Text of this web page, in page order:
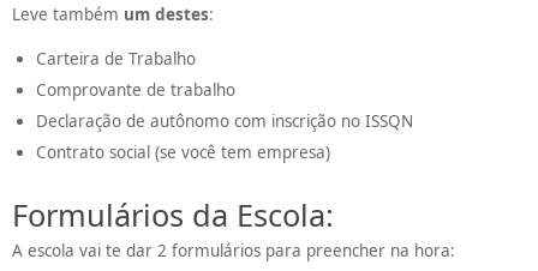
Leve também um destes:
Carteira de Trabalho
Comprovante de trabalho
Declaração de autônomo com inscrição no ISSQN
Contrato social (se você tem empresa)
Formulários da Escola:
A escola vai te dar 2 formulários para preencher na hora: